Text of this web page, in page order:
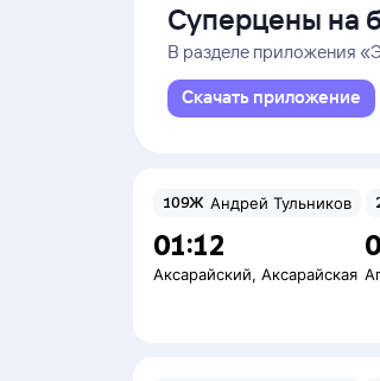
Суперцены на
В разделе приложения
Скачать приложение
109Ж Андрей Тульников
01:12
Аксарайский, Аксарайская